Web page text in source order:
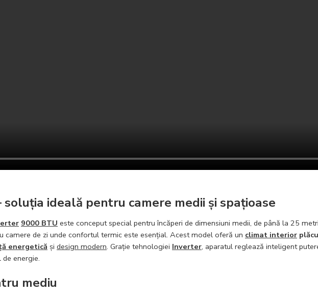
soluția ideală pentru camere medii și spațioase
9000 BTU este conceput special pentru încăperi de dimensiuni medii, de până la 25
camere de zi unde confortul termic este esențial. Acest model oferă un climat interior
energetică și design modern. Grație tehnologiei Inverter, aparatul reglează inteligent
energie.
mediu